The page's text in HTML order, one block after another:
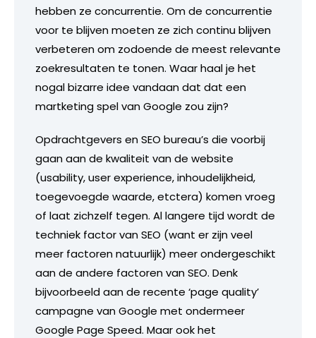
hebben ze concurrentie. Om de concurrentie
voor te blijven moeten ze zich continu blijven
verbeteren om zodoende de meest relevante
zoekresultaten te tonen. Waar haal je het
nogal bizarre idee vandaan dat dat een
martketing spel van Google zou zijn?
Opdrachtgevers en SEO bureau’s die voorbij
gaan aan de kwaliteit van de website
(usability, user experience, inhoudelijkheid,
toegevoegde waarde, etctera) komen vroeg
of laat zichzelf tegen. Al langere tijd wordt de
techniek factor van SEO (want er zijn veel
meer factoren natuurlijk) meer ondergeschikt
aan de andere factoren van SEO. Denk
bijvoorbeeld aan de recente ‘page quality’
campagne van Google met ondermeer
Google Page Speed. Maar ook het